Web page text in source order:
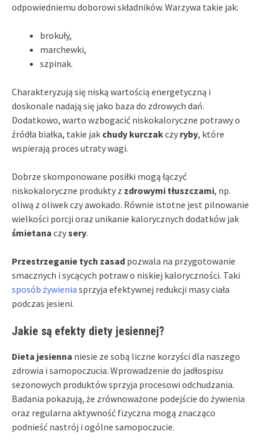
odpowiedniemu doborowi składników. Warzywa takie jak:
brokuły,
marchewki,
szpinak.
Charakteryzują się niską wartością energetyczną i
doskonale nadają się jako baza do zdrowych dań.
Dodatkowo, warto wzbogacić niskokaloryczne potrawy o
źródła białka, takie jak chudy kurczakczy ryby, które
wspierają proces utraty wagi.
Dobrze skomponowane posiłki mogą łączyć
niskokaloryczne produkty z zdrowymi tłuszczami, np.
oliwą z oliwek czy awokado. Równie istotne jest pilnowanie
wielkości porcji oraz unikanie kalorycznych dodatków jak
śmietana czysery.
Przestrzeganie tych zasad pozwala na przygotowanie
smacznych i sycących potraw o niskiej kaloryczności. Taki
sposób żywienia sprzyja efektywnej redukcji masy ciała
podczas jesieni.
Jakie są efekty diety jesiennej?
Dieta jesienna niesie ze sobą liczne korzyści dla naszego
zdrowia i samopoczucia. Wprowadzenie do jadłospisu
sezonowych produktów sprzyja procesowi odchudzania.
Badania pokazują, że zrównoważone podejście do żywienia
oraz regularna aktywność fizyczna mogą znacząco
podnieść nastrój i ogólne samopoczucie.